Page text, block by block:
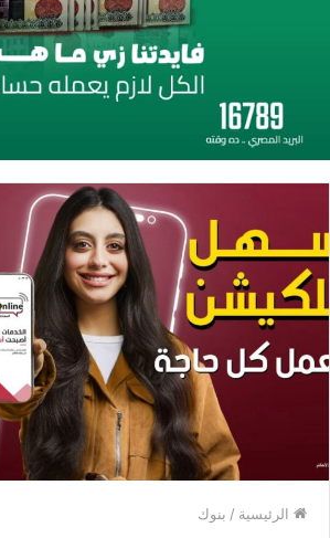
الرئيسية / بنوك